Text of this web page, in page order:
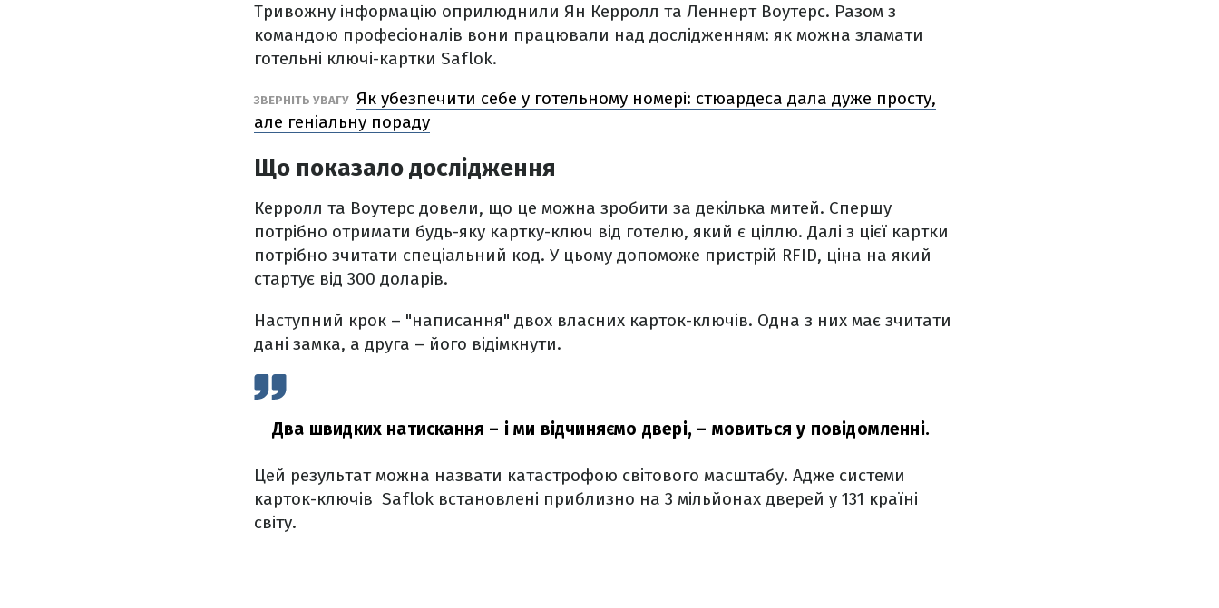
Тривожну інформацію оприлюднили Ян Керролл та Леннерт Воутерс. Разом з
командою професіоналів вони працювали над дослідженням: як можна зламати
готельні ключі-картки Saflok.
ЗВЕРНІТЬ УВАГУ Як убезпечити себе у готельному номері: стюардеса дала дуже просту,
але геніальну пораду
Що показало дослідження
Керролл та Воутерс довели, що це можна зробити за декілька митей. Спершу
потрібно отримати будь-яку картку-ключ від готелю, який є ціллю. Далі з цієї картки
потрібно зчитати спеціальний код. У цьому допоможе пристрій RFID, ціна на який
стартує від 300 доларів.
Наступний крок – "написання" двох власних карток-ключів. Одна з них має зчитати
дані замка, а друга – його відімкнути.
Два швидких натискання – і ми відчиняємо двері, – мовиться у повідомленні.
Цей результат можна назвати катастрофою світового масштабу. Адже системи
карток-ключів Saflok встановлені приблизно на 3 мільйонах дверей у 131 країні
світу.